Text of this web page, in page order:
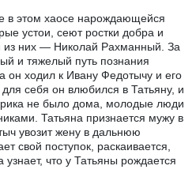
в этом хаосе нарождающейся
устои, сеют ростки добра и
из них — Николай Рахманный. За
и тяжелый путь познания
он ходил к Ивану Федотычу и его
себя он влюбился в Татьяну, и
не было дома, молодые люди
Татьяна признается мужу в
увозит жену в дальнюю
свой поступок, раскаивается,
узнает, что у Татьяны рождается